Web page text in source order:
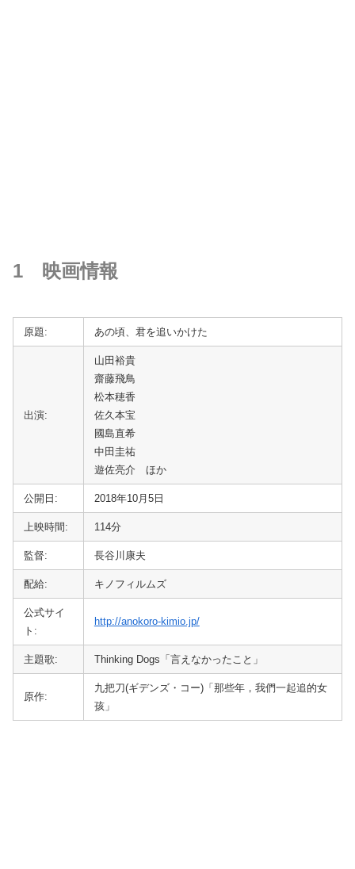
1 映画情報
原題: あの頃、君を追いかけた
出演:
山田裕貴
齋藤飛鳥
松本穂香
佐久本宝
國島直希
中田圭祐
遊佐亮介 ほか
公開日: 2018年10月5日
上映時間: 114分
監督: 長谷川康夫
配給: キノフィルムズ
公式サイ
ト:
http://anokoro-kimio.jp/
主題歌: Thinking Dogs「言えなかったこと」
原作:
九把刀(ギデンズ・コー)「那些年，我們一起追的女
孩」